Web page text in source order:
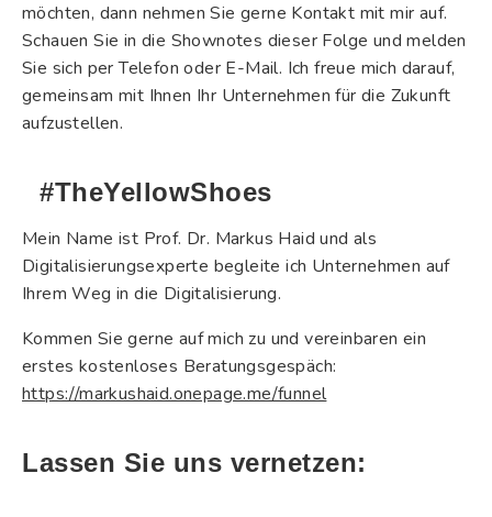
möchten, dann nehmen Sie gerne Kontakt mit mir auf.
Schauen Sie in die Shownotes dieser Folge und melden
Sie sich per Telefon oder E-Mail. Ich freue mich darauf,
gemeinsam mit Ihnen Ihr Unternehmen für die Zukunft
aufzustellen.
#TheYellowShoes
Mein Name ist Prof. Dr. Markus Haid und als
Digitalisierungsexperte begleite ich Unternehmen auf
Ihrem Weg in die Digitalisierung.
Kommen Sie gerne auf mich zu und vereinbaren ein
erstes kostenloses Beratungsgespäch:
https://markushaid.onepage.me/funnel
Lassen Sie uns vernetzen: